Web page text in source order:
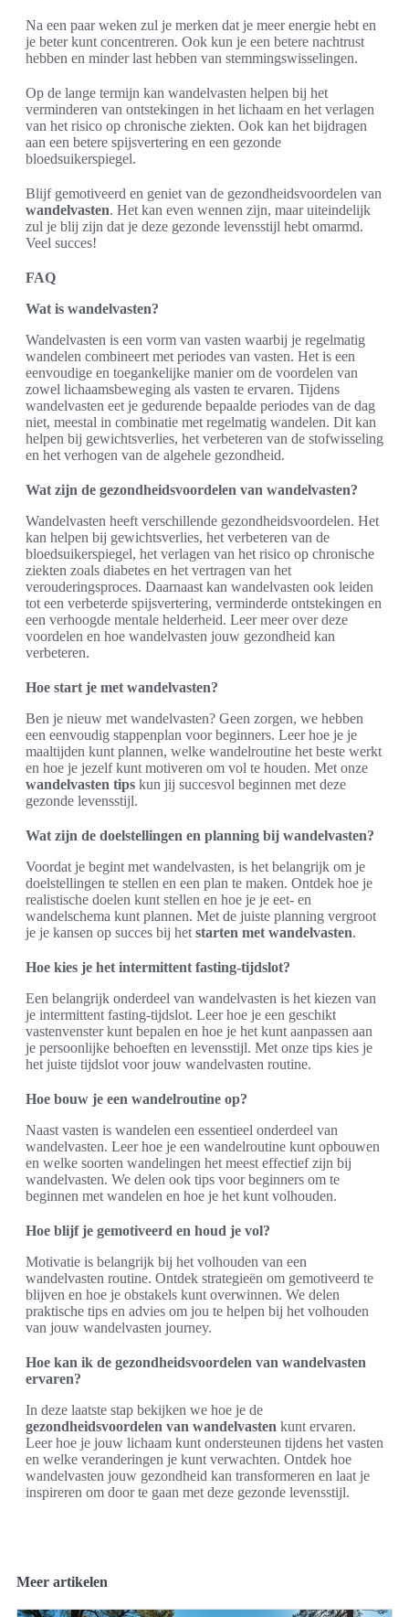
Na een paar weken zul je merken dat je meer energie hebt en
je beter kunt concentreren. Ook kun je een betere nachtrust
hebben en minder last hebben van stemmingswisselingen.
Op de lange termijn kan wandelvasten helpen bij het
verminderen van ontstekingen in het lichaam en het verlagen
van het risico op chronische ziekten. Ook kan het bijdragen
aan een betere spijsvertering en een gezonde
bloedsuikerspiegel.
Blijf gemotiveerd en geniet van de gezondheidsvoordelen van
wandelvasten. Het kan even wennen zijn, maar uiteindelijk
zul je blij zijn dat je deze gezonde levensstijl hebt omarmd.
Veel succes!
FAQ
Wat is wandelvasten?
Wandelvasten is een vorm van vasten waarbij je regelmatig
wandelen combineert met periodes van vasten. Het is een
eenvoudige en toegankelijke manier om de voordelen van
zowel lichaamsbeweging als vasten te ervaren. Tijdens
wandelvasten eet je gedurende bepaalde periodes van de dag
niet, meestal in combinatie met regelmatig wandelen. Dit kan
helpen bij gewichtsverlies, het verbeteren van de stofwisseling
en het verhogen van de algehele gezondheid.
Wat zijn de gezondheidsvoordelen van wandelvasten?
Wandelvasten heeft verschillende gezondheidsvoordelen. Het
kan helpen bij gewichtsverlies, het verbeteren van de
bloedsuikerspiegel, het verlagen van het risico op chronische
ziekten zoals diabetes en het vertragen van het
verouderingsproces. Daarnaast kan wandelvasten ook leiden
tot een verbeterde spijsvertering, verminderde ontstekingen en
een verhoogde mentale helderheid. Leer meer over deze
voordelen en hoe wandelvasten jouw gezondheid kan
verbeteren.
Hoe start je met wandelvasten?
Ben je nieuw met wandelvasten? Geen zorgen, we hebben
een eenvoudig stappenplan voor beginners. Leer hoe je je
maaltijden kunt plannen, welke wandelroutine het beste werkt
en hoe je jezelf kunt motiveren om vol te houden. Met onze
wandelvasten tips kun jij succesvol beginnen met deze
gezonde levensstijl.
Wat zijn de doelstellingen en planning bij wandelvasten?
Voordat je begint met wandelvasten, is het belangrijk om je
doelstellingen te stellen en een plan te maken. Ontdek hoe je
realistische doelen kunt stellen en hoe je je eet- en
wandelschema kunt plannen. Met de juiste planning vergroot
je je kansen op succes bij het starten met wandelvasten.
Hoe kies je het intermittent fasting-tijdslot?
Een belangrijk onderdeel van wandelvasten is het kiezen van
je intermittent fasting-tijdslot. Leer hoe je een geschikt
vastenvenster kunt bepalen en hoe je het kunt aanpassen aan
je persoonlijke behoeften en levensstijl. Met onze tips kies je
het juiste tijdslot voor jouw wandelvasten routine.
Hoe bouw je een wandelroutine op?
Naast vasten is wandelen een essentieel onderdeel van
wandelvasten. Leer hoe je een wandelroutine kunt opbouwen
en welke soorten wandelingen het meest effectief zijn bij
wandelvasten. We delen ook tips voor beginners om te
beginnen met wandelen en hoe je het kunt volhouden.
Hoe blijf je gemotiveerd en houd je vol?
Motivatie is belangrijk bij het volhouden van een
wandelvasten routine. Ontdek strategieën om gemotiveerd te
blijven en hoe je obstakels kunt overwinnen. We delen
praktische tips en advies om jou te helpen bij het volhouden
van jouw wandelvasten journey.
Hoe kan ik de gezondheidsvoordelen van wandelvasten
ervaren?
In deze laatste stap bekijken we hoe je de
gezondheidsvoordelen van wandelvasten kunt ervaren.
Leer hoe je jouw lichaam kunt ondersteunen tijdens het vasten
en welke veranderingen je kunt verwachten. Ontdek hoe
wandelvasten jouw gezondheid kan transformeren en laat je
inspireren om door te gaan met deze gezonde levensstijl.
Meer artikelen